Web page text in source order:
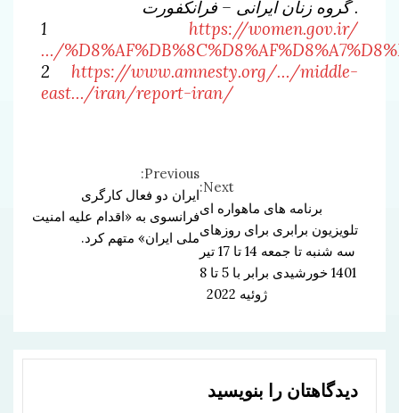
. گروه زنان ایرانی – فرانکفورت
1 https://women.gov.ir/
…/
2 https://www.amnesty.org/…/middle-
east…/iran/report-iran/
Reading
Previous:
ایران دو فعال کارگری
فرانسوی به «اقدام علیه امنیت
ملی ایران» متهم کرد.
Next:
برنامه های ماهواره ای
تلویزیون برابری برای روزهای
سه شنبه تا جمعه 14 تا 17 تیر
1401 خورشیدی برابر با 5 تا 8
ژوئیه 2022
دیدگاهتان را بنویسید